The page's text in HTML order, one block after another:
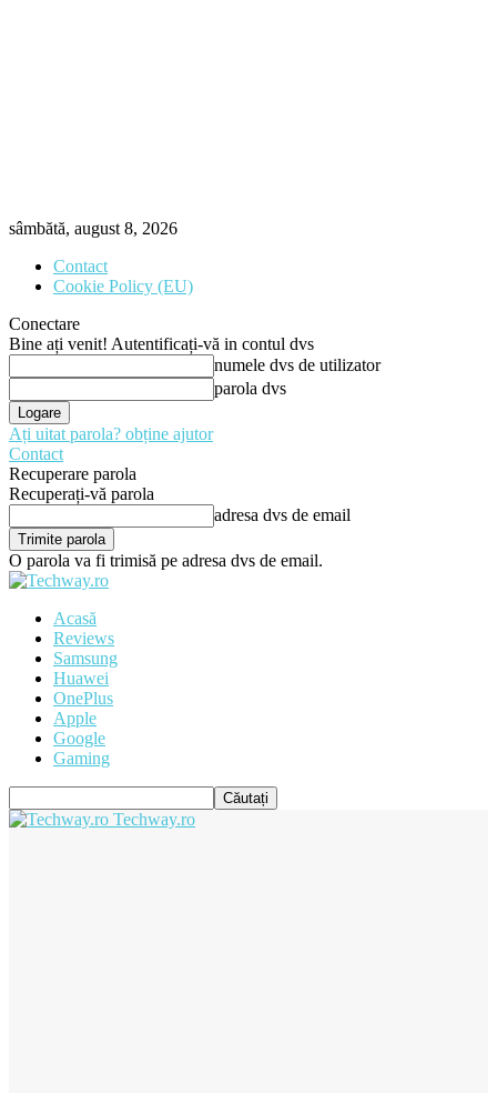
sâmbătă, august 8, 2026
Contact
Cookie Policy (EU)
Conectare
Bine ați venit! Autentificați-vă in contul dvs
numele dvs de utilizator
parola dvs
Ați uitat parola? obține ajutor
Contact
Recuperare parola
Recuperați-vă parola
adresa dvs de email
O parola va fi trimisă pe adresa dvs de email.
Acasă
Reviews
Samsung
Huawei
OnePlus
Apple
Google
Gaming
Techway.ro